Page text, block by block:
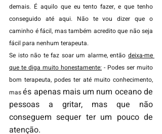
demais. É aquilo que eu tento fazer, e que tenho
conseguido até aqui. Não te vou dizer que o
caminho é fácil, mas também acredito que não seja
fácil para nenhum terapeuta.
Se isto não te faz soar um alarme, então deixa-me
que te diga muito honestamente: - Podes ser muito
bom terapeuta, podes ter até muito conhecimento,
mas és apenas mais um num oceano de
pessoas a gritar, mas que não
conseguem sequer ter um pouco de
atenção.